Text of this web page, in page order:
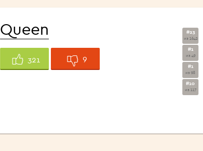
<1960>
Queen
321 9
#23
из 1642
#1
из 49
#1
из 98
#10
из 117